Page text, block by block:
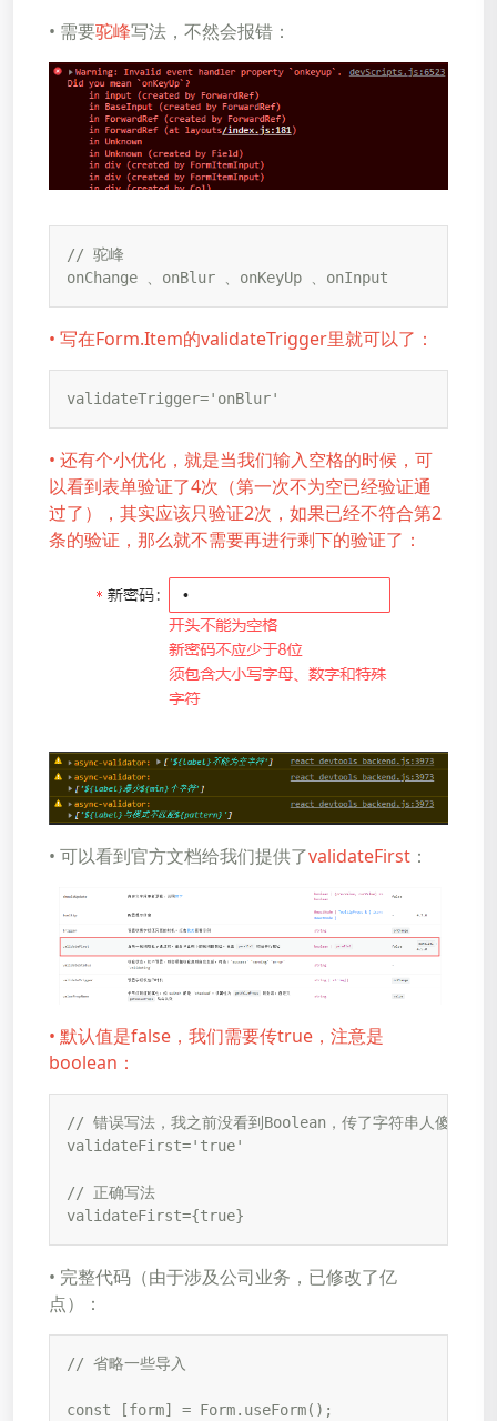
• 需要驼峰写法，不然会报错：
// 驼峰
onChange 、onBlur 、onKeyUp 、onInput
• 写在Form.Item的validateTrigger里就可以了：
validateTrigger='onBlur'
• 还有个小优化，就是当我们输入空格的时候，可
以看到表单验证了4次（第一次不为空已经验证通
过了），其实应该只验证2次， 如果已经不符合第2
条的验证，那么就不需要再进行剩下的验证了：
• 可以看到官方文档给我们提供了validateFirst ：
• 默认值是false，我们需要传true，注意是
boolean：
// 错误写法，我之前没看到Boolean，传了字符串人傻了不
validateFirst='true'
// 正确写法
validateFirst={true}
• 完整代码（由于涉及公司业务，已修改了亿
点）：
// 省略一些导入
const [form] = Form.useForm();